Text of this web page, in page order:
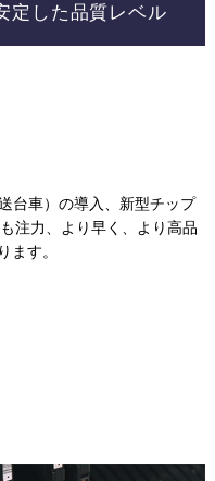
定した品質レベル
台車）の導入、新型チップ
注力、より早く、より高品
ます。